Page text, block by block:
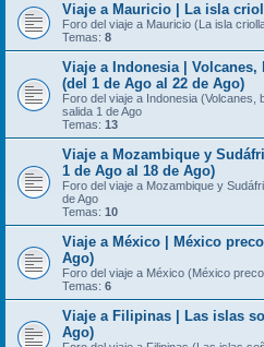
Viaje a Mauricio | La isla
Foro del viaje a Mauricio (La isla
Temas: 8
Viaje a Indonesia |
(del 1 de Ago al 22 de Ago)
Foro del viaje a Indonesia
salida 1 de Ago
Temas: 13
Viaje a Mozambique y
1 de Ago al 18 de Ago)
Foro del viaje a Mozambique y
de Ago
Temas: 10
Viaje a México | México
Ago)
Foro del viaje a México (México
Temas: 6
Viaje a Filipinas | Las islas
Ago)